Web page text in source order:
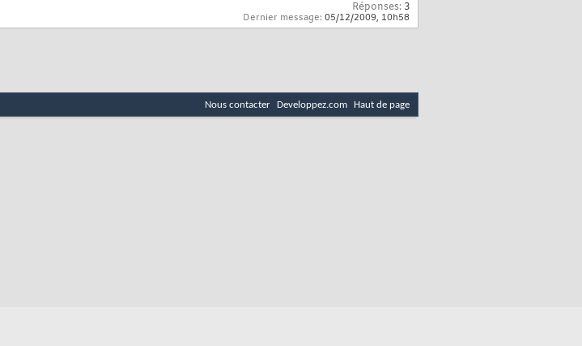
Réponses: 3
Dernier message: 05/12/2009, 10h58
Nous contacter Developpez.com Haut de page